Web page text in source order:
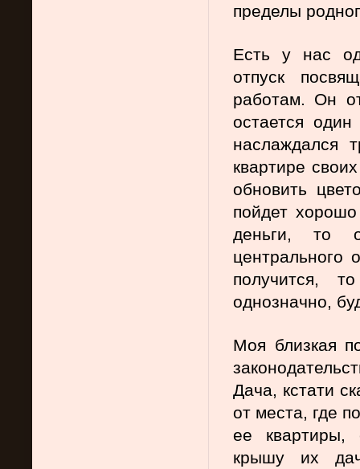
пределы
Есть у нас
отпуск
работам. Он
остается
наслаждался
квартире
обновить
пойдет
деньги, то
центрального
получится,
однозначно,
Моя близкая
Дача, кстати
от места, где
ее квартиры,
крышу их